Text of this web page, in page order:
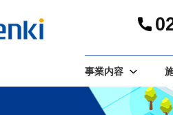
事業内容